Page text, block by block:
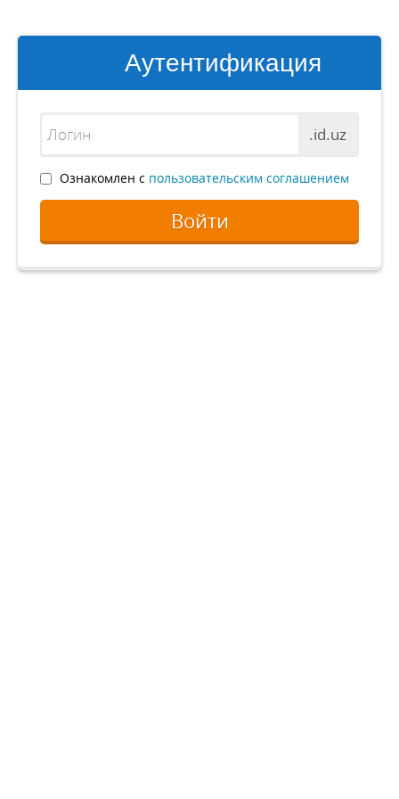
Аутентификация
.id.uz
Ознакомлен с пользовательским соглашением
Войти